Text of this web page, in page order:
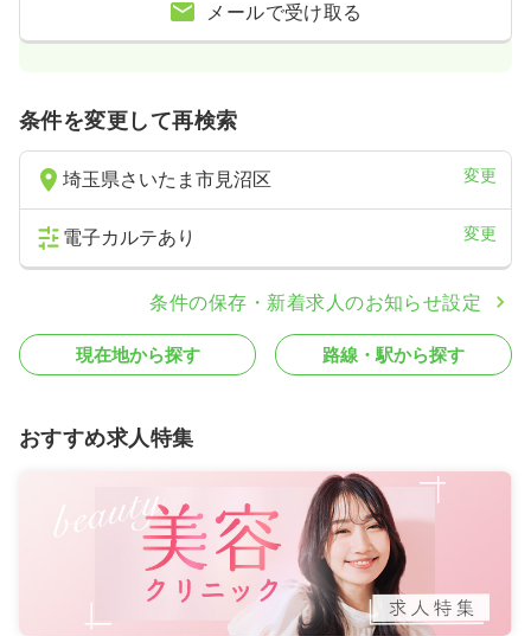
メールで受け取る
条件を変更して再検索
埼玉県さいたま市見沼区 変更
電子カルテあり 変更
条件の保存・新着求人のお知らせ設定
現在地から探す 路線・駅から探す
おすすめ求人特集